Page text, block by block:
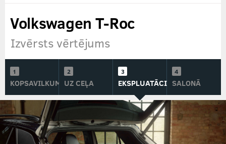
Volkswagen T-Roc
Izvērsts vērtējums
KOPSAVILKUMSUZ CEĻA EKSPLUATĀCIJĀSALONĀ